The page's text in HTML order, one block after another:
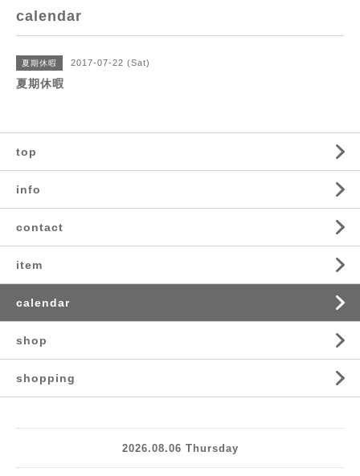
calendar
夏期休暇 2017-07-22 (Sat)
夏期休暇
top
info
contact
item
calendar
shop
shopping
2026.08.06 Thursday